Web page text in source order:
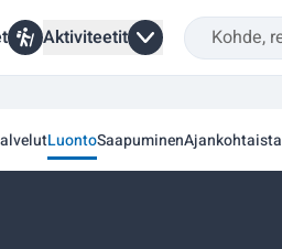
Aktiviteetit
LuontoSaapuminenAjankohtaista